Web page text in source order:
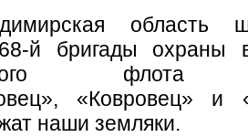
область
й бригады охраны
флота
«Ковровец» и
наши земляки.